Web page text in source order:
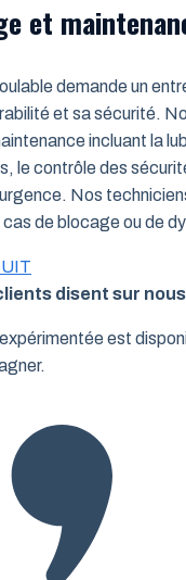
et
demande un
et sa sécurité.
incluant la
le contrôle des
Nos
de blocage ou de
disent sur nous
est